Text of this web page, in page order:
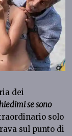
dei
se sono
solo
sul punto di